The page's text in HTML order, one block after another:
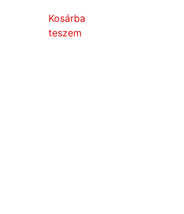
Kosárba
teszem